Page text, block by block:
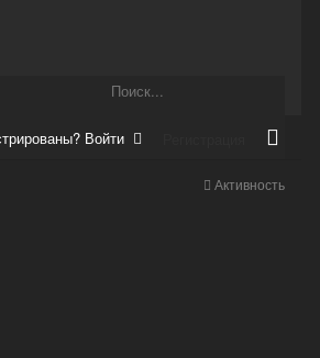
Войти
Активность